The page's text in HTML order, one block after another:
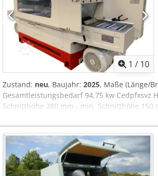
einsatzbereit • Bewährte Industrie-
Wirtschaftlichkeit im Betrieb • Kompakte
Schnittholzproduktion Allgemeine
sehr gut • Verfügbarkeit: ab Juni 2026 •
Diese Anlage stellt eine wirtschaftlich
leistungsfähige und sofort verfügbare1 / 10
Zustand: neu, Baujahr: 2025, Maße (Länge/
Gesamtleistungsbedarf 94,75 kw Cedpfxsvz
Schnitthöhe 280 mm - min. Schnitthöhe 150
Werkstücklänge 800 mm - Vorschub 3 - 15
Sägeblatt ø 405 mm - min. Sägeblatt ø 305
kW - Motor Vorschub 4,0 kW - Motor
V / 50 Hz - Vorschubwalzen ø 140 x 50 mm
automatischer Stern-Dreieckschalter -
L=3550, B=1450, H=1800 mm - Gewicht 3500 kg